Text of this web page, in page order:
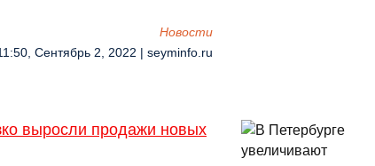
Новости
Сентябрь 2, 2022 | seyminfo.ru
выросли продажи новых